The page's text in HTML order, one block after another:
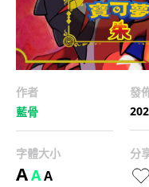
作者
藍骨
發
字體大小
AAA
分